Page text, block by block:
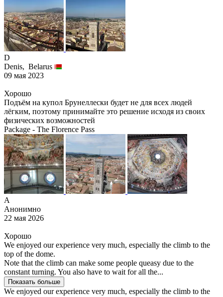
D
Denis, Belarus
09 мая 2023
Хорошо
Подъём на купол Брунеллески будет не для всех людей
лёгким, поэтому принимайте это решение исходя из своих
физических возможностей
Package - The Florence Pass
А
Анонимно
22 мая 2026
Хорошо
We enjoyed our experience very much, especially the climb to the
top of the dome.
Note that the climb can make some people queasy due to the
constant turning. You also have to wait for all the...
Показать больше
We enjoyed our experience very much, especially the climb to the